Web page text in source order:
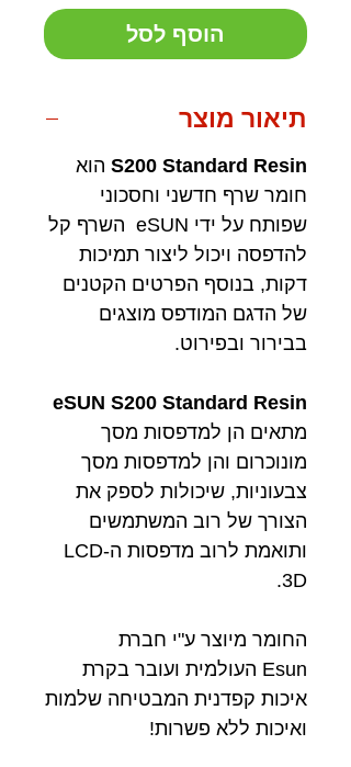
הוסף לסל
תיאור מוצר
S200 Standard Resin הוא
חומר שרף חדשני וחסכוני
שפותח על ידי eSUN השרף קל
להדפסה ויכול ליצור תמיכות
דקות, בנוסף הפרטים הקטנים
של הדגם המודפס מוצגים
בבירור ובפירוט.
eSUN S200 Standard Resin
מתאים הן למדפסות מסך
מונוכרום והן למדפסות מסך
צבעוניות, שיכולות לספק את
הצורך של רוב המשתמשים
ותואמת לרוב מדפסות ה-LCD
3D.
החומר מיוצר ע"י חברת
Esun העולמית ועובר בקרת
איכות קפדנית המבטיחה שלמות
ואיכות ללא פשרות!